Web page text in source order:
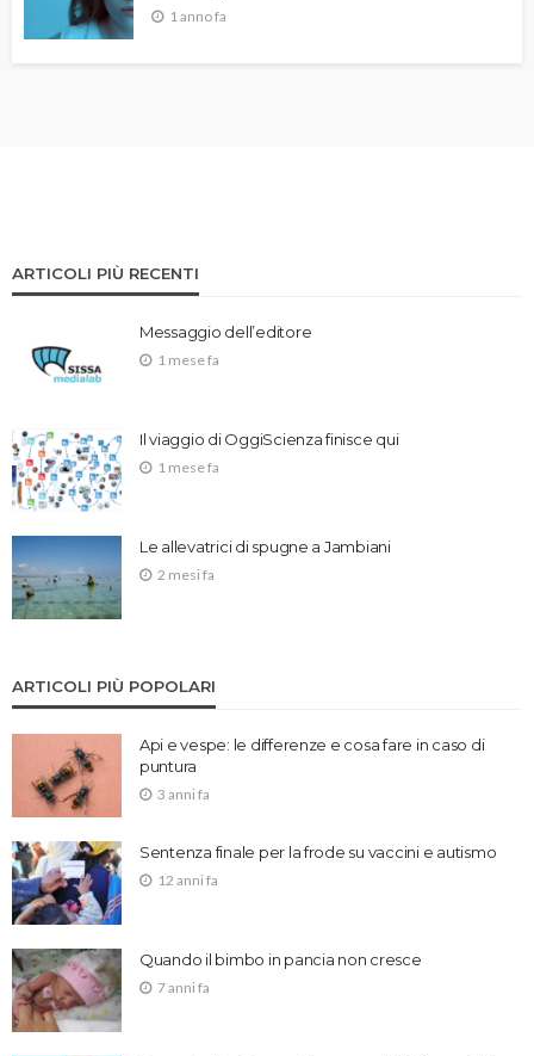
1 anno fa
ARTICOLI PIÙ RECENTI
Messaggio dell’editore
1 mese fa
Il viaggio di OggiScienza finisce qui
1 mese fa
Le allevatrici di spugne a Jambiani
2 mesi fa
ARTICOLI PIÙ POPOLARI
Api e vespe: le differenze e cosa fare in caso di
puntura
3 anni fa
Sentenza finale per la frode su vaccini e autismo
12 anni fa
Quando il bimbo in pancia non cresce
7 anni fa